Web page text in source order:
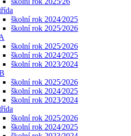
školní rok 2024⁄2025
školní rok 2025⁄2026
školní rok 2025⁄2026
školní rok 2024⁄2025
školní rok 2023⁄2024
školní rok 2025⁄2026
školní rok 2024⁄2025
školní rok 2023⁄2024
školní rok 2025⁄2026
školní rok 2024⁄2025